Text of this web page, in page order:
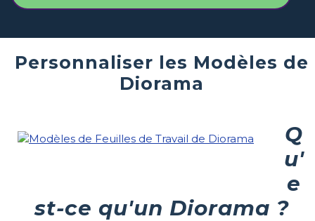
Personnaliser les Modèles de
Diorama
Q
u'
e
st-ce qu'un Diorama ?